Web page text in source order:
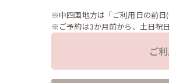
※中四国地方は「ご利用日の前日
※ご予約は3か月前から、土日祝
ご